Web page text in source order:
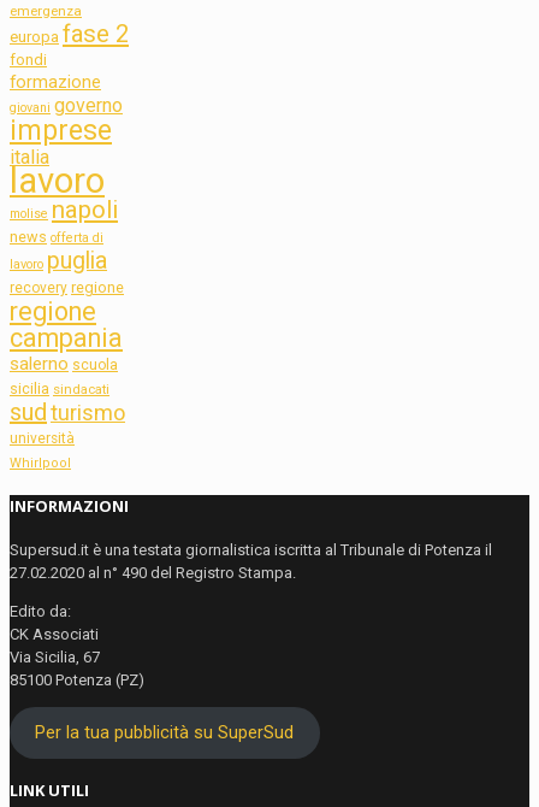
emergenza
europa fase 2
fondi
formazione
giovani governo
imprese
italia
lavoro
molise napoli
news offerta di
lavoro puglia
recovery regione
regione
campania
salerno scuola
sicilia sindacati
sudturismo
università
Whirlpool
INFORMAZIONI
Supersud.it è una testata giornalistica iscritta al Tribunale di Potenza il
27.02.2020 al n° 490 del Registro Stampa.
Edito da:
CK Associati
Via Sicilia, 67
85100 Potenza (PZ)
Per la tua pubblicità su SuperSud
LINK UTILI